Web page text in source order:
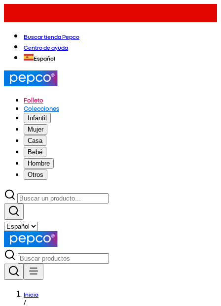
Buscar tienda Pepco
Centro de ayuda
Español
Folleto
Colecciones
Infantil
Mujer
Casa
Bebé
Hombre
Otros
Inicio
/